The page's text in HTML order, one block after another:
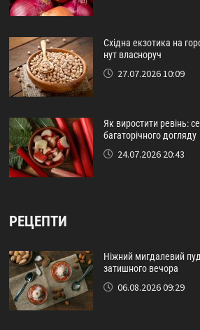
Східна екзотика на
нут власноруч
27.07.2026 10:09
Як виростити ревінь:
багаторічного догляду
24.07.2026 20:43
РЕЦЕПТИ
Ніжний мигдалевий
затишного вечора
06.08.2026 09:29